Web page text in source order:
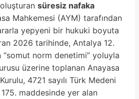
süresiz nafaka
Mahkemesi (AYM) tarafından
yepyeni bir hukuki boyuta
2026 tarihinde, Antalya 12.
“somut norm denetimi” yoluyla
üzerine toplanan Anayasa
4721 sayılı Türk Medeni
175. maddesinde yer alan